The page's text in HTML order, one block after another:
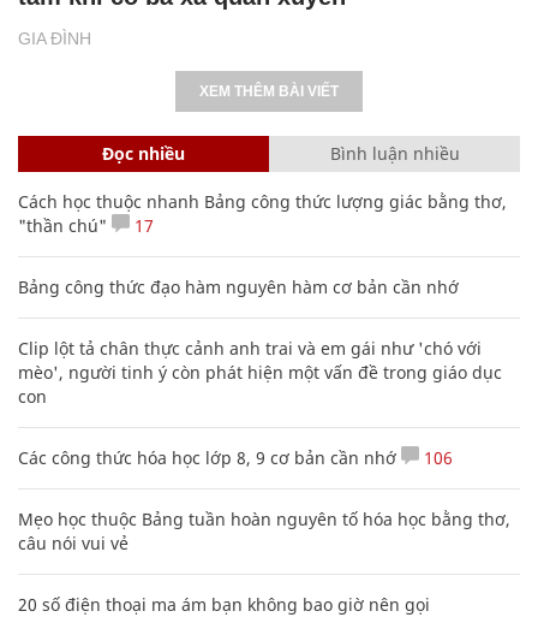
GIA ĐÌNH
XEM THÊM BÀI VIẾT
Đọc nhiều Bình luận nhiều
Cách học thuộc nhanh Bảng công thức lượng giác bằng thơ,
"thần chú"
17
Bảng công thức đạo hàm nguyên hàm cơ bản cần nhớ
Clip lột tả chân thực cảnh anh trai và em gái như 'chó với
mèo', người tinh ý còn phát hiện một vấn đề trong giáo dục
con
Các công thức hóa học lớp 8, 9 cơ bản cần nhớ 106
Mẹo học thuộc Bảng tuần hoàn nguyên tố hóa học bằng thơ,
câu nói vui vẻ
20 số điện thoại ma ám bạn không bao giờ nên gọi